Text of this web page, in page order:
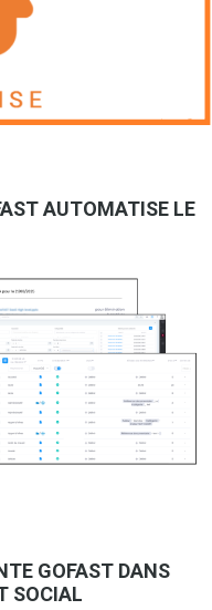
AUTOMATISE LE
GOFAST DANS
SOCIAL